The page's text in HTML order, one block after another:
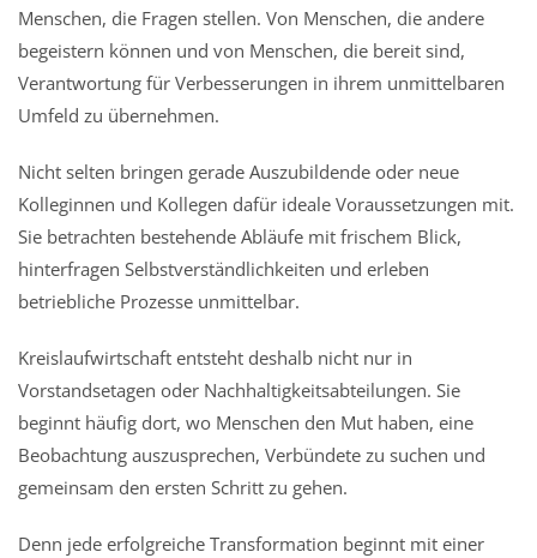
Menschen, die Fragen stellen. Von Menschen, die andere
begeistern können und von Menschen, die bereit sind,
Verantwortung für Verbesserungen in ihrem unmittelbaren
Umfeld zu übernehmen.
Nicht selten bringen gerade Auszubildende oder neue
Kolleginnen und Kollegen dafür ideale Voraussetzungen mit.
Sie betrachten bestehende Abläufe mit frischem Blick,
hinterfragen Selbstverständlichkeiten und erleben
betriebliche Prozesse unmittelbar.
Kreislaufwirtschaft entsteht deshalb nicht nur in
Vorstandsetagen oder Nachhaltigkeitsabteilungen. Sie
beginnt häufig dort, wo Menschen den Mut haben, eine
Beobachtung auszusprechen, Verbündete zu suchen und
gemeinsam den ersten Schritt zu gehen.
Denn jede erfolgreiche Transformation beginnt mit einer